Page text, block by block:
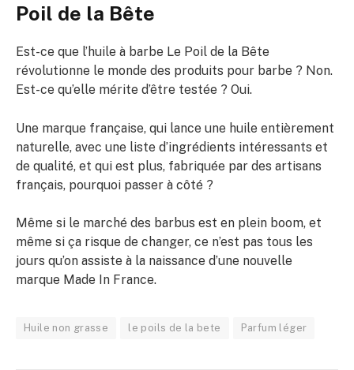
Poil de la Bête
Est-ce que l’huile à barbe Le Poil de la Bête
révolutionne le monde des produits pour barbe ? Non.
Est-ce qu’elle mérite d’être testée ? Oui.
Une marque française, qui lance une huile entièrement
naturelle, avec une liste d’ingrédients intéressants et
de qualité, et qui est plus, fabriquée par des artisans
français, pourquoi passer à côté ?
Même si le marché des barbus est en plein boom, et
même si ça risque de changer, ce n’est pas tous les
jours qu’on assiste à la naissance d’une nouvelle
marque Made In France.
Huile non grasse le poils de la bete Parfum léger